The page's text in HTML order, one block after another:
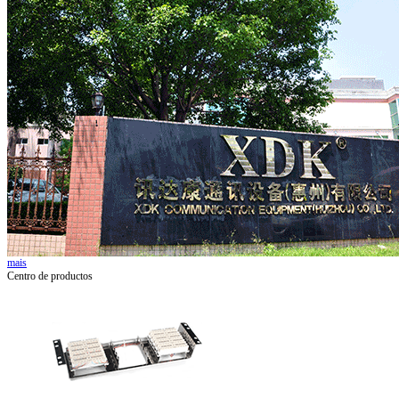
mais
Centro de productos